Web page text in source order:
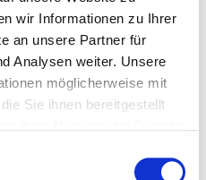
wir Informationen zu Ihrer
an unsere Partner für
Analysen weiter. Unsere
möglicherweise mit
Sie ihnen bereitgestellt